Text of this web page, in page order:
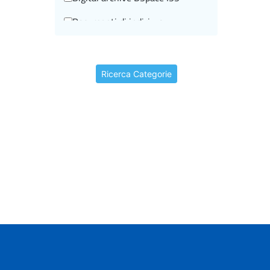
Documenti di indirizzo
Events Ricerca Categorie